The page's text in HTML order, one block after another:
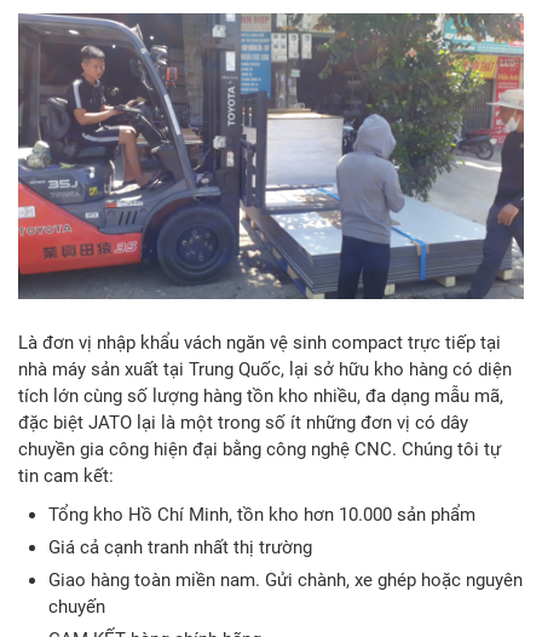
Là đơn vị nhập khẩu vách ngăn vệ sinh compact trực tiếp tại
nhà máy sản xuất tại Trung Quốc, lại sở hữu kho hàng có diện
tích lớn cùng số lượng hàng tồn kho nhiều, đa dạng mẫu mã,
đặc biệt JATO lại là một trong số ít những đơn vị có dây
chuyền gia công hiện đại bằng công nghệ CNC. Chúng tôi tự
tin cam kết:
Tổng kho Hồ Chí Minh, tồn kho hơn 10.000 sản phẩm
Giá cả cạnh tranh nhất thị trường
Giao hàng toàn miền nam. Gửi chành, xe ghép hoặc nguyên
chuyến